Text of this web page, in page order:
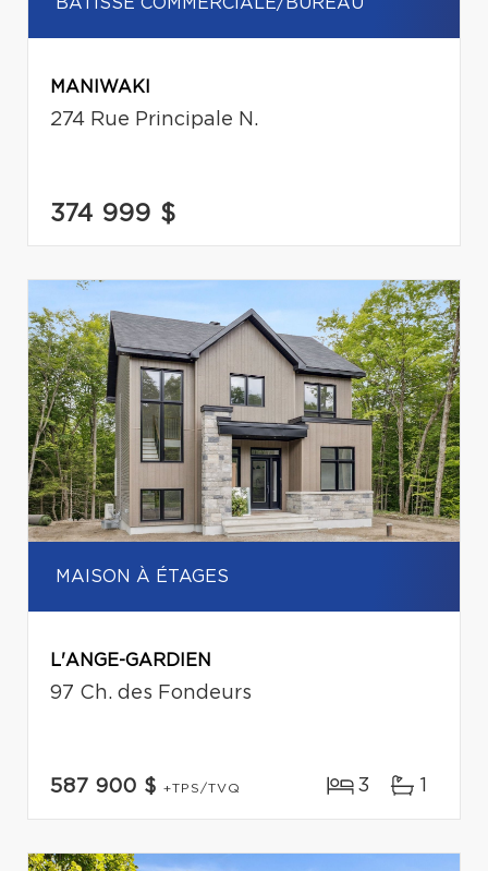
MANIWAKI
274 Rue Principale N.
374 999 $
MAISON À ÉTAGES
L'ANGE-GARDIEN
97 Ch. des Fondeurs
587 900 $ +TPS/TVQ 3 1